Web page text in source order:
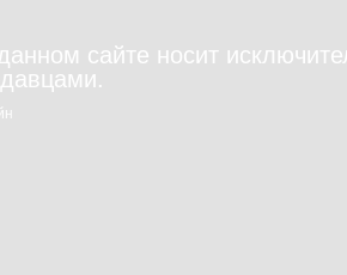
сайте носит